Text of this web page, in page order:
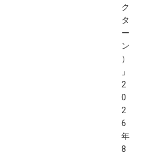
ク
タ
ー
ン
）
」
2
0
2
6
年
8